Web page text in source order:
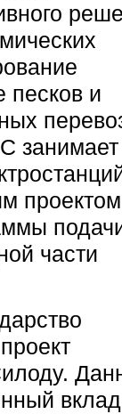
песков и
занимает
проектом
части